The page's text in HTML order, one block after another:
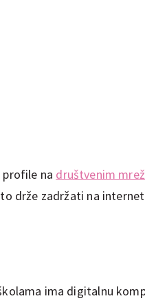
profile na društvenim
drže zadržati na
ima digitalnu